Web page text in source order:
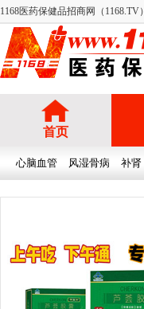
1168医药保健品招商网（1168.TV）
首页
心脑血管 风湿骨病 补肾